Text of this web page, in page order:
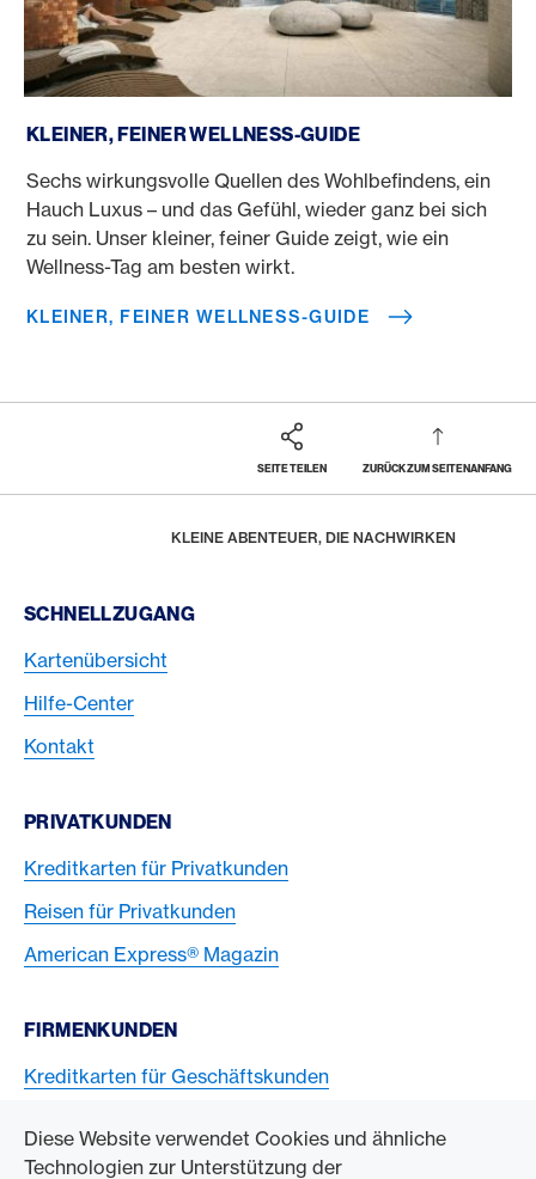
Diese Website verwendet Cookies und ähnliche
Technologien zur Unterstützung der
KLEINER, FEINER WELLNESS-GUIDE
Sechs wirkungsvolle Quellen des Wohlbefindens, ein
Hauch Luxus – und das Gefühl, wieder ganz bei sich
zu sein. Unser kleiner, feiner Guide zeigt, wie ein
Wellness-Tag am besten wirkt.
KLEINER, FEINER WELLNESS-GUIDE
SEITE TEILEN ZURÜCK ZUM SEITENANFANG
Footer
KLEINE ABENTEUER, DIE NACHWIRKEN
Footer Navigation
SCHNELLZUGANG
Kartenübersicht
Hilfe-Center
Kontakt
PRIVATKUNDEN
Kreditkarten für Privatkunden
Reisen für Privatkunden
American Express® Magazin
FIRMENKUNDEN
Kreditkarten für Geschäftskunden